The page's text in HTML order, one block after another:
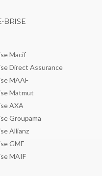
BRISE
Macif
Direct Assurance
MAAF
Matmut
AXA
Groupama
Allianz
GMF
MAIF